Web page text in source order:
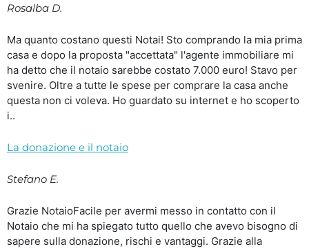
Rosalba D.
Ma quanto costano questi Notai! Sto comprando la mia prima
casa e dopo la proposta "accettata" l'agente immobiliare mi
ha detto che il notaio sarebbe costato 7.000 euro! Stavo per
svenire. Oltre a tutte le spese per comprare la casa anche
questa non ci voleva. Ho guardato su internet e ho scoperto
i..
La donazione e il notaio
Stefano E.
Grazie NotaioFacile per avermi messo in contatto con il
Notaio che mi ha spiegato tutto quello che avevo bisogno di
sapere sulla donazione, rischi e vantaggi. Grazie alla